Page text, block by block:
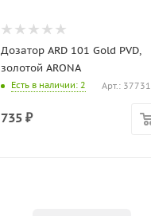
Дозатор ARD 101 Gold PVD,
золотой ARONA
Есть в наличии: 2 Арт.: 37731
735 ₽